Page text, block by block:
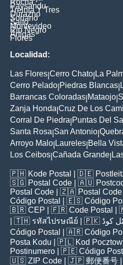
Rocha
Paysandu
Treinta Y Tres
Durazno
Soriano
Salto
Montevideo
Rio Negro
Artigas
Flores
Localidad:
Las Flores Cerro Chato La
Cerro Pelado Piedras Blancas
Barrancas Coloradas Mataojo
Zanja Honda Cruz De Los
Corral De Piedra Puntas Del
Santa Rosa San Antonio
Arroyo Malo Laureles Bella
Los Ceibos Cañada Grande
🇵🇭 Kode Postal | 🇩🇪
🇸🇬 Postal Code | 🇦🇺
Postal Code | 🇿🇦 Postal Code
Código Postal
| 🇪🇸 Código
🇧🇷 CEP | 🇫🇷 Code Postal |
| 🇹🇭 รหัสไปรษณีย์ | 🇵🇰 کوڈ
Código Postal
| 🇦🇷 Código
Posta Kodu | 🇵🇱 Kod
Postinumero | 🇵🇪 Código
🇺🇸 ZIP Code | 🇯🇵 郵便番号